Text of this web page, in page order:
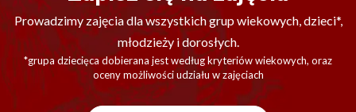
Prowadzimy zajęcia dla wszystkich grup wiekowych, dzieci*,
młodzieży i dorosłych.
*grupa dziecięca dobierana jest według kryteriów wiekowych, oraz
oceny możliwości udziału w zajęciach